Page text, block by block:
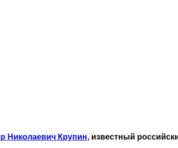
Николаевич Крупин, известный